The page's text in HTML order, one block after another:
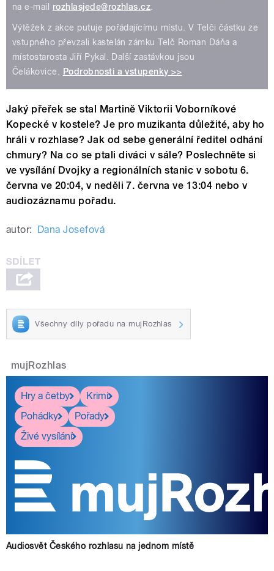
na e-mail rozhlasjede@rozhlas.cz.
Výtěžek z akce putuje pořádajícímu místu. V Telči částku ze
vstupného převzali kastelán zámku Telč Roman Dáňa a
místostarosta Jiří Pykal. Další zastávkou jsou
Čelákovice. Podrobnosti a vstupenky >>
Jaký přeřek se stal Martině Viktorii Voborníkové
Kopecké v kostele? Je pro muzikanta důležité, aby ho
hráli v rozhlase? Jak od sebe generální ředitel odhání
chmury? Na co se ptali diváci v sále? Poslechněte si
ve vysílání Dvojky a regionálních stanic v sobotu 6.
června ve 20:04, v neděli 7. června ve 13:04 nebo v
audiozáznamu pořadu.
autor: Dana Josefová
Všechny díly pořadu na mujRozhlas
mujRozhlas
Hry a četby
Krimi
Pohádky
Pořady
Živé vysílání
Audiosvět Českého rozhlasu na jednom místě